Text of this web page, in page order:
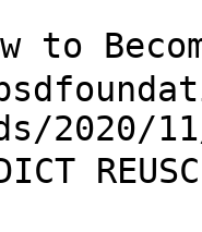
to
2020/